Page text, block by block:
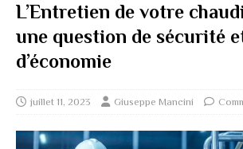
L’Entretien de votre
une question de sécurité
d’économie
juillet 11, 2023 Giuseppe Mancini